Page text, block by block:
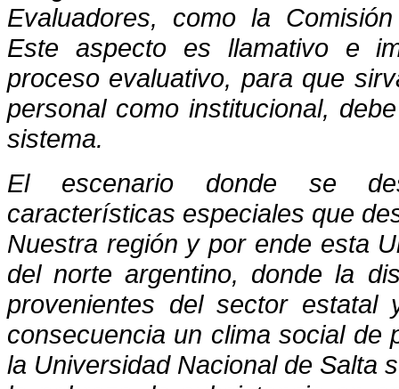
Evaluadores, como la
Este aspecto es llamativo e
proceso evaluativo, para que
personal como institucional,
sistema.
El escenario donde se
características especiales que
Nuestra región y por ende esta
del norte argentino, donde la
provenientes del sector estatal
consecuencia un clima social de
la Universidad Nacional de Salta